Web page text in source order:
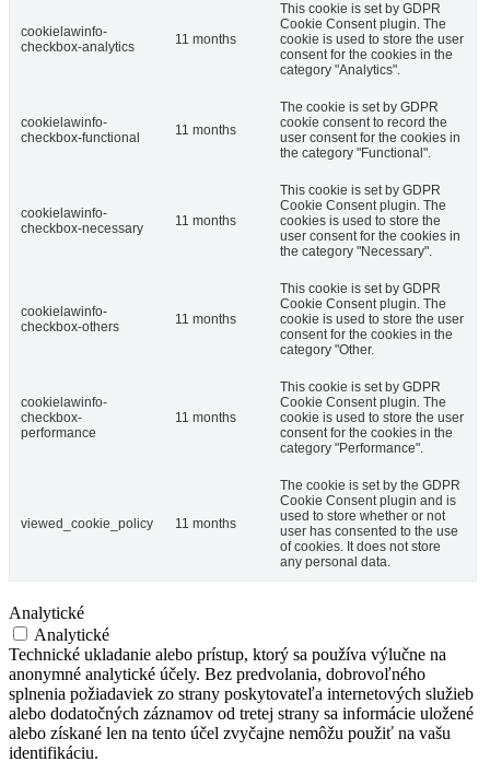
cookielawinfo-
checkbox-analytics
11 months
This cookie is set by GDPR
Cookie Consent plugin. The
cookie is used to store the user
consent for the cookies in the
category "Analytics".
cookielawinfo-
checkbox-functional
11 months
The cookie is set by GDPR
cookie consent to record the
user consent for the cookies in
the category "Functional".
cookielawinfo-
checkbox-necessary
11 months
This cookie is set by GDPR
Cookie Consent plugin. The
cookies is used to store the
user consent for the cookies in
the category "Necessary".
cookielawinfo-
checkbox-others
11 months
This cookie is set by GDPR
Cookie Consent plugin. The
cookie is used to store the user
consent for the cookies in the
category "Other.
cookielawinfo-
checkbox-
performance
11 months
This cookie is set by GDPR
Cookie Consent plugin. The
cookie is used to store the user
consent for the cookies in the
category "Performance".
viewed_cookie_policy 11 months
The cookie is set by the GDPR
Cookie Consent plugin and is
used to store whether or not
user has consented to the use
of cookies. It does not store
any personal data.
Analytické
Analytické
Technické ukladanie alebo prístup, ktorý sa používa výlučne na
anonymné analytické účely. Bez predvolania, dobrovoľného
splnenia požiadaviek zo strany poskytovateľa internetových služieb
alebo dodatočných záznamov od tretej strany sa informácie uložené
alebo získané len na tento účel zvyčajne nemôžu použiť na vašu
identifikáciu.